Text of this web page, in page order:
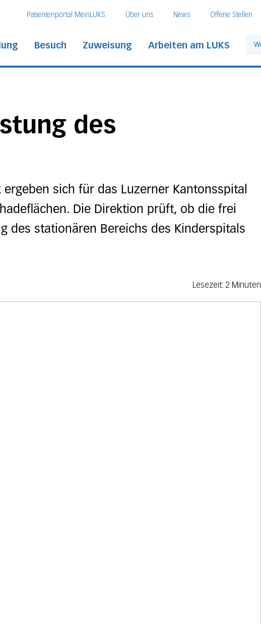
Patientenportal MeinLUKS Über uns News Offene Stellen
Besuch Zuweisung Arbeiten am LUKS
des
sich für das Luzerner Kantonsspital
Die Direktion prüft, ob die frei
des stationären Bereichs des Kinderspitals
Lesezeit: 2 Minuten